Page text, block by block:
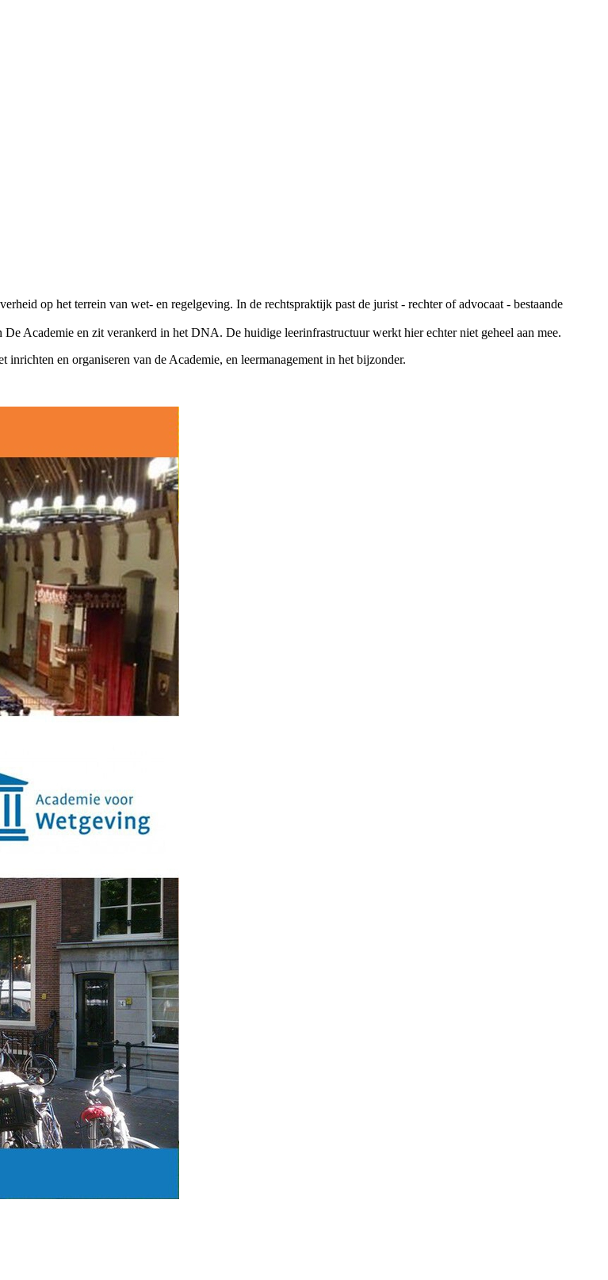
op het terrein van wet- en regelgeving. In de rechtspraktijk past de jurist - rechter of advocaat - bestaande
Academie en zit verankerd in het DNA. De huidige leerinfrastructuur werkt hier echter niet geheel aan mee.
inrichten en organiseren van de Academie, en leermanagement in het bijzonder.